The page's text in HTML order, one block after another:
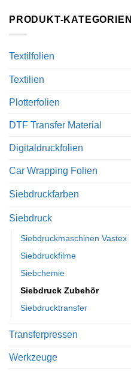
PRODUKT-KATEGORIEN
Textilfolien
Textilien
Plotterfolien
DTF Transfer Material
Digitaldruckfolien
Car Wrapping Folien
Siebdruckfarben
Siebdruck
Siebdruckmaschinen Vastex
Siebdruckfilme
Siebchemie
Siebdruck Zubehör
Siebdrucktransfer
Transferpressen
Werkzeuge